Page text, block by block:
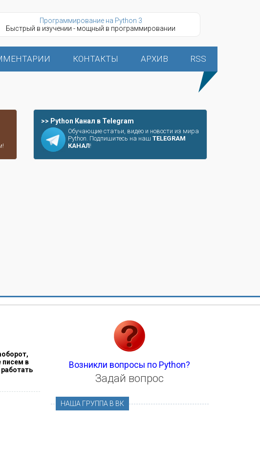
Программирование на Python 3
Быстрый в изучении - мощный в программировании
КОНТАКТЫ АРХИВ RSS
>> Python Канал в Telegram
Обучающие статьи, видео и новости из мира
Python. Подпишитесь на нашTELEGRAM
КАНАЛ!
писем в
Возникли вопросы по Python?
Задай вопрос
НАША ГРУППА В ВК